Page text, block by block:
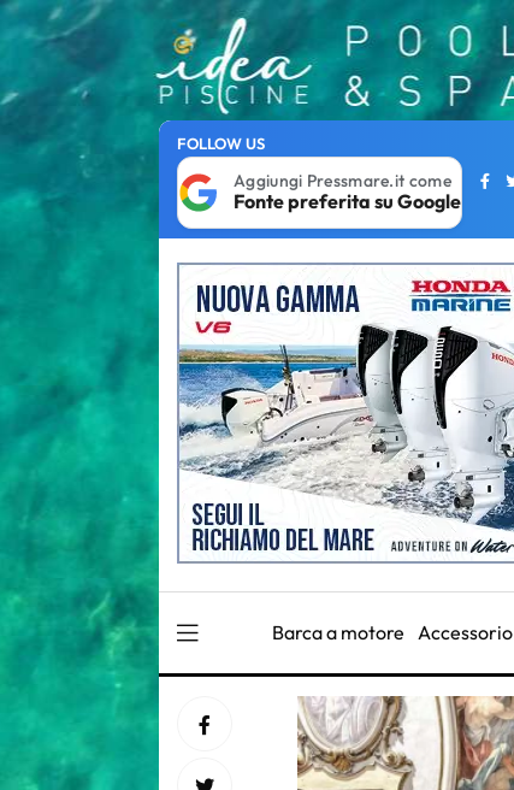
FOLLOW US
Aggiungi Pressmare.it come
Fonte preferita su Google
Barca a motore Accessorio